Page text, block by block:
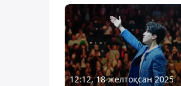
12:12, 18 желтоқсан 2025